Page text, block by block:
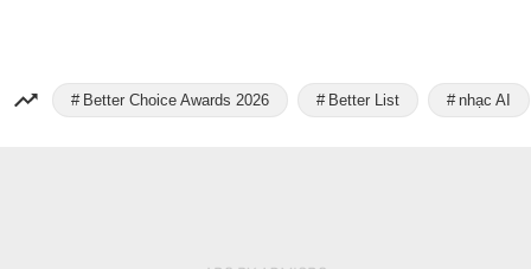
Better Choice Awards 2026 Better List nhạc AI